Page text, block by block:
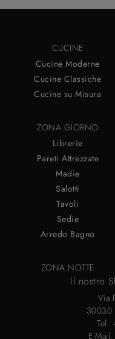
CUCINE
Cucine Moderne
Cucine Classiche
Cucine su Misura
ZONA GIORNO
Librerie
Pareti Attrezzate
Madie
Salotti
Tavoli
Sedie
Arredo Bagno
ZONA NOTTE
Il nostro
Via
30030
Tel.
E-Mail.